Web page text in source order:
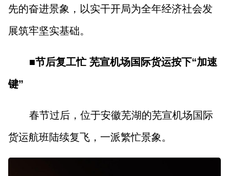
行业频道
教育 法治 三农
先的奋进景象，以实干开局为全年经济社会发
展筑牢坚实基础。
■节后复工忙 芜宣机场国际货运按下“加速
键”
春节过后，位于安徽芜湖的芜宣机场国际
货运航班陆续复飞，一派繁忙景象。